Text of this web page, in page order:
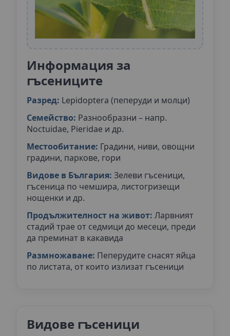
Информация за
гъсениците
Разред: Lepidoptera (пеперуди и молци)
Семейство: Разнообразни – напр.
Noctuidae, Pieridae и др.
Местообитание: Градини, ниви, овощни
градини, паркове, гори
Видове в България: Зелеви гъсеници,
гъсеница по чемшира, листогризещи
нощенки и др.
Продължителност на живот: Ларвният
стадий трае от седмици до месеци, преди
да преминат в какавида
Размножаване: Пеперудите снасят яйца
по листата, от които излизат гъсеници
Видове гъсеници